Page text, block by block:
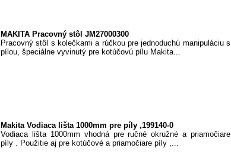
MAKITA Pracovný stôl JM27000300
Pracovný stôl s kolečkami a rúčkou pre jednoduchú manipuláciu s
pílou, špeciálne vyvinutý pre kotúčovú pílu Makita...
Makita Vodiaca lišta 1000mm pre píly ,199140-0
Vodiaca lišta 1000mm vhodná pre ručné okružné a priamočiare
píly . Použitie aj pre kotúčové a priamočiare píly ,...